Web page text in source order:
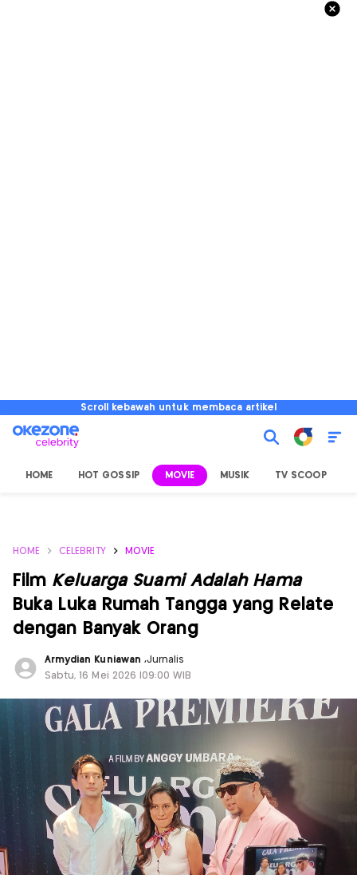
Scroll kebawah untuk membaca artikel
HOME HOT GOSSIP MOVIE MUSIK TV SCOOP
HOME CELEBRITY MOVIE
Film Keluarga Suami Adalah Hama
Buka Luka Rumah Tangga yang Relate
dengan Banyak Orang
Armydian Kuniawan ,Jurnalis
Sabtu, 16 Mei 2026 |09:00 WIB